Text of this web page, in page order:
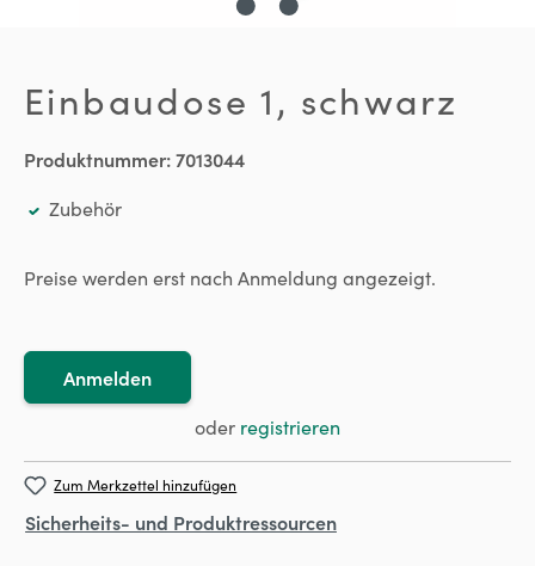
Einbaudose 1, schwarz
Produktnummer:7013044
Zubehör
Preise werden erst nach Anmeldung angezeigt.
Anmelden
oder registrieren
Zum Merkzettel hinzufügen
Sicherheits- und Produktressourcen